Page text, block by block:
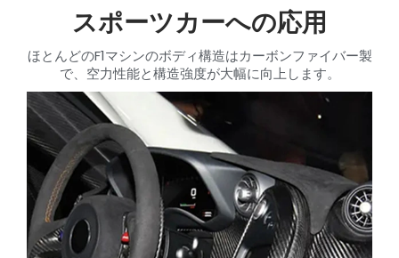
スポーツカーへの応用
ほとんどのF1マシンのボディ構造はカーボンファイバー製
で、空力性能と構造強度が大幅に向上します。